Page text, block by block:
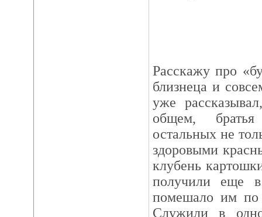
Расскажу про
близнеца и
уже
общем,
остальных не
здоровыми
клубень
получили еще
помешало им по
Служили в